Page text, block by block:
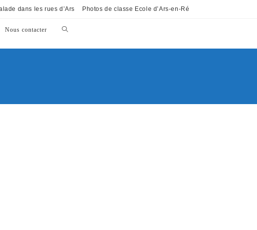
dans les rues d’Ars Photos de classe Ecole d’Ars-en-Ré
Nous contacter